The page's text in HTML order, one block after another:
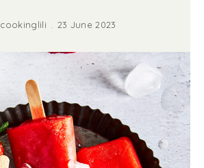
cookinglili 23 June 2023